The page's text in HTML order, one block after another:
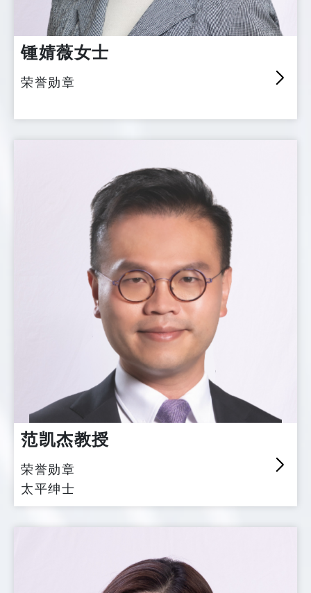
锺婧薇女士
荣誉勋章
范凯杰教授
荣誉勋章
太平绅士